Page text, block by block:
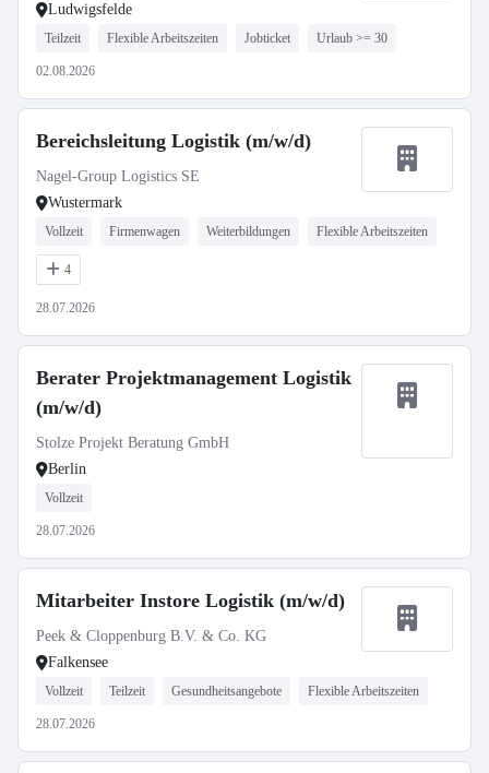
Ludwigsfelde
Teilzeit Flexible Arbeitszeiten Jobticket Urlaub >= 30
02.08.2026
Bereichsleitung Logistik (m/w/d)
Nagel-Group Logistics SE
Wustermark
Vollzeit Firmenwagen Weiterbildungen Flexible Arbeitszeiten
4
28.07.2026
Berater Projektmanagement Logistik
(m/w/d)
Stolze Projekt Beratung GmbH
Berlin
Vollzeit
28.07.2026
Mitarbeiter Instore Logistik (m/w/d)
Peek & Cloppenburg B.V. & Co. KG
Falkensee
Vollzeit Teilzeit Gesundheitsangebote Flexible Arbeitszeiten
28.07.2026